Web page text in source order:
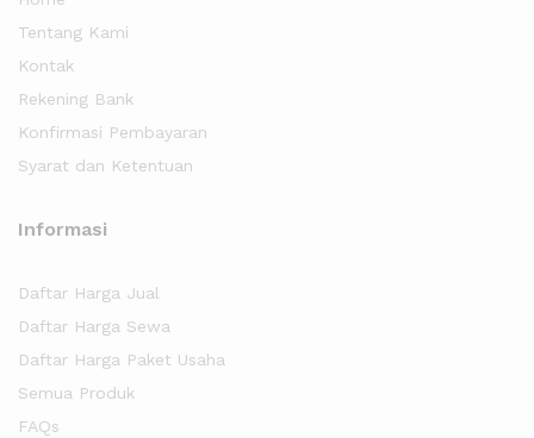
Tentang Kami
Kontak
Rekening Bank
Konfirmasi Pembayaran
Syarat dan Ketentuan
Informasi
Daftar Harga Jual
Daftar Harga Sewa
Daftar Harga Paket Usaha
Semua Produk
FAQs